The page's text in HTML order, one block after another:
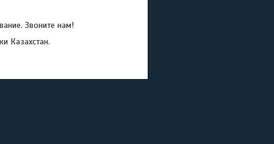
Звоните нам!
Казахстан.